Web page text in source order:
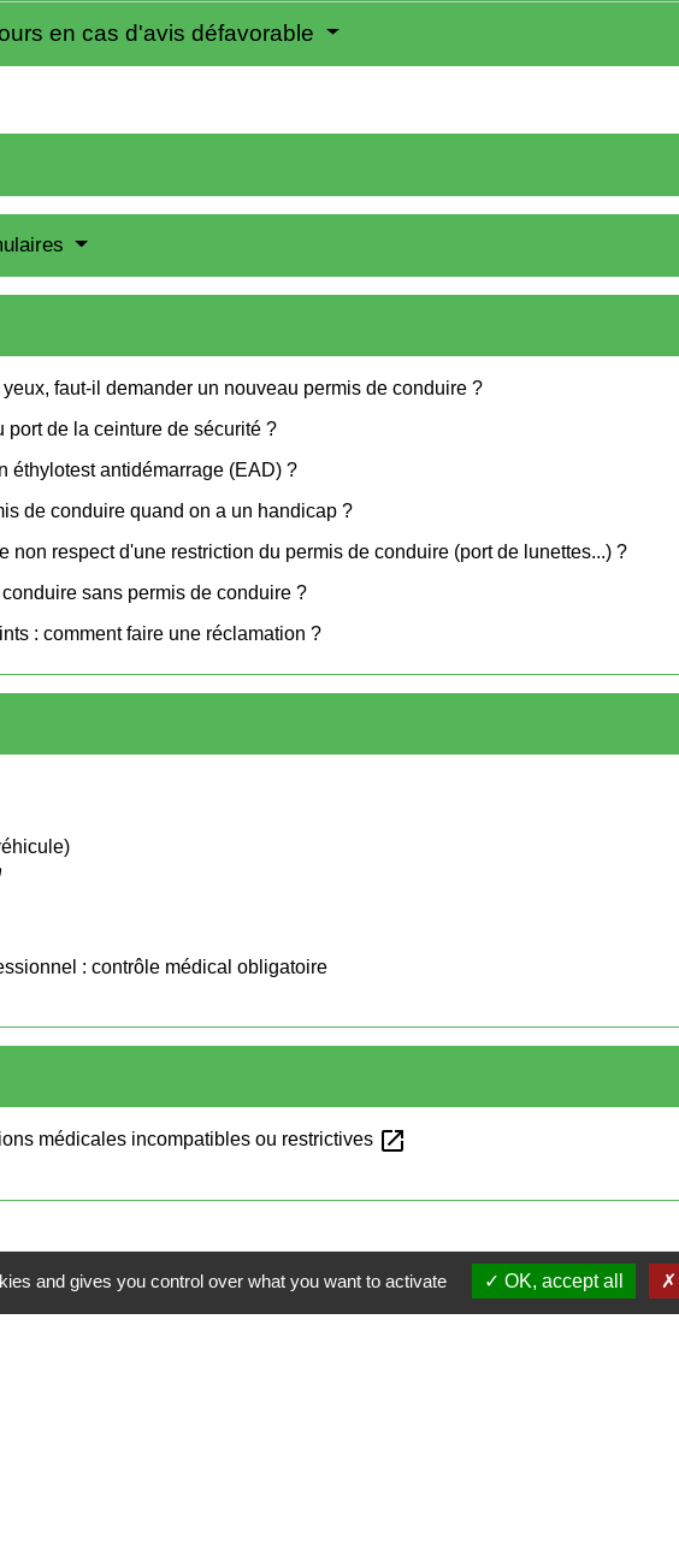
en cas d'avis défavorable
faut-il demander un nouveau permis de conduire ?
port de la ceinture de sécurité ?
éthylotest antidémarrage (EAD) ?
de conduire quand on a un handicap ?
non respect d'une restriction du permis de conduire (port de lunettes...) ?
sans permis de conduire ?
: comment faire une réclamation ?
: contrôle médical obligatoire
médicales incompatibles ou restrictives open_in_new
and gives you control over what you want to activate OK, accept all